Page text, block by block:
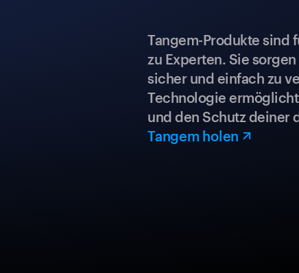
Tangem-Produkte sind
zu Experten. Sie
sicher und einfach zu
Technologie
und den Schutz deiner
Tangem holen